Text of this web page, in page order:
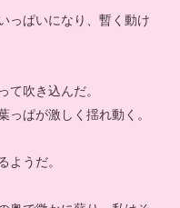
っぱいになり、暫く動け
吹き込んだ。
ぱが激しく揺れ動く。
うだ。